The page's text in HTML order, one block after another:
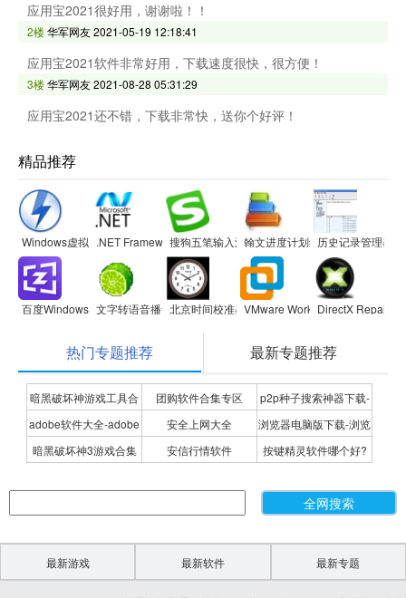
应用宝2021很好用，谢谢啦！！
2楼华军网友2021-05-19 12:18:41
应用宝2021软件非常好用，下载速度很快，很方便！
3楼华军网友2021-08-28 05:31:29
应用宝2021还不错，下载非常快，送你个好评！
精品推荐
Windows虚拟光驱(Daemon Tools Lite)
.NET Framework搜狗五笔输入法翰文进度计划编制系统历史记录管理器
百度Windows10直通车文字转语音播音系统北京时间校准器VMware WorkstationDirectX Repair
热门专题推荐 最新专题推荐
暗黑破坏神游戏工具合
集
团购软件合集专区
p2p种子搜索神器下载-
P2P种子搜索神器专题
adobe软件大全-adobe
全系列软件下载-adobe
安全上网大全
浏览器电脑版下载-浏览
器下载合集
暗黑破坏神3游戏合集 安信行情软件
按键精灵软件哪个好?
最新游戏 最新软件 最新专题